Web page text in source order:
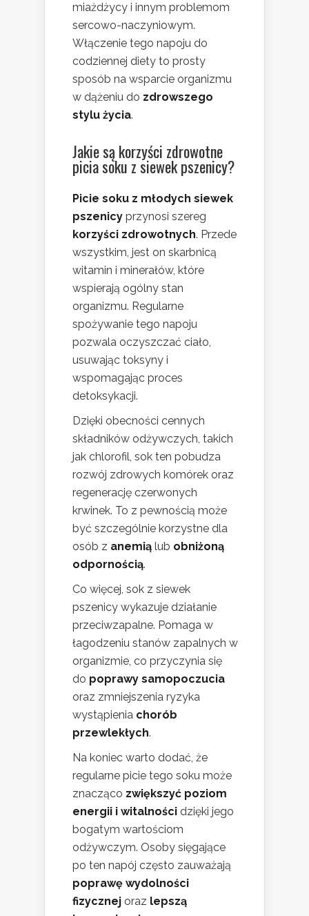
miażdżycy i innym problemom
sercowo-naczyniowym.
Włączenie tego napoju do
codziennej diety to prosty
sposób na wsparcie organizmu
w dążeniu do zdrowszego
stylu życia.
Jakie są korzyści zdrowotne
picia soku z siewek pszenicy?
Picie soku z młodych siewek
pszenicy przynosi szereg
korzyści zdrowotnych. Przede
wszystkim, jest on skarbnicą
witamin i minerałów, które
wspierają ogólny stan
organizmu. Regularne
spożywanie tego napoju
pozwala oczyszczać ciało,
usuwając toksyny i
wspomagając proces
detoksykacji.
Dzięki obecności cennych
składników odżywczych, takich
jak chlorofil, sok ten pobudza
rozwój zdrowych komórek oraz
regenerację czerwonych
krwinek. To z pewnością może
być szczególnie korzystne dla
osób z anemią lub obniżoną
odpornością.
Co więcej, sok z siewek
pszenicy wykazuje działanie
przeciwzapalne. Pomaga w
łagodzeniu stanów zapalnych w
organizmie, co przyczynia się
do poprawy samopoczucia
oraz zmniejszenia ryzyka
wystąpienia chorób
przewlekłych.
Na koniec warto dodać, że
regularne picie tego soku może
znacząco zwiększyć poziom
energii i witalności dzięki jego
bogatym wartościom
odżywczym. Osoby sięgające
po ten napój często zauważają
poprawę wydolności
fizycznej oraz lepszą